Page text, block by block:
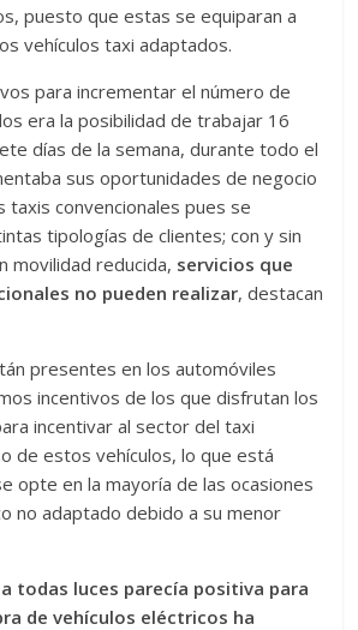
puesto que estas se equiparan a
vehículos taxi adaptados.
para incrementar el número de
era la posibilidad de trabajar 16
días de la semana, durante todo el
sus oportunidades de negocio
taxis convencionales pues se
tipologías de clientes; con y sin
movilidad reducida, servicios que
no pueden realizar, destacan
presentes en los automóviles
incentivos de los que disfrutan los
incentivar al sector del taxi
de estos vehículos, lo que está
opte en la mayoría de las ocasiones
no adaptado debido a su menor
todas luces parecía positiva para
de vehículos eléctricos ha